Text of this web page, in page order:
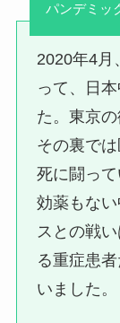
パンデミッ
2020年4月
って、日
た。東京
その裏で
死に闘っ
効薬もな
スとの戦
る重症患
いました。